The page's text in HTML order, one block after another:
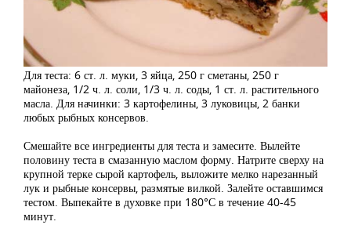
Для теста: 6 ст. л. муки, 3 яйца, 250 г сметаны, 250 г
майонеза, 1/2 ч. л. соли, 1/3 ч. л. соды, 1 ст. л. растительного
масла. Для начинки: 3 картофелины, 3 луковицы, 2 банки
любых рыбных консервов.
Смешайте все ингредиенты для теста и замесите. Вылейте
половину теста в смазанную маслом форму. Натрите сверху на
крупной терке сырой картофель, выложите мелко нарезанный
лук и рыбные консервы, размятые вилкой. Залейте оставшимся
тестом. Выпекайте в духовке при 180°С в течение 40-45
минут.